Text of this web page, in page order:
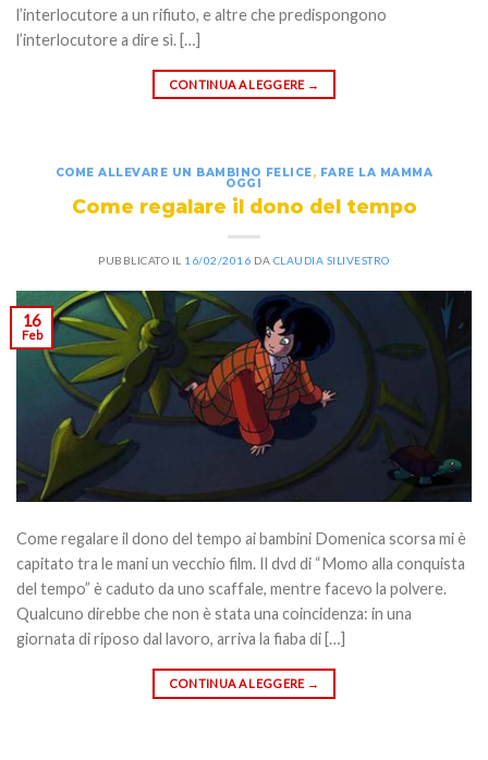
l’interlocutore a un rifiuto, e altre che predispongono
l’interlocutore a dire sì. […]
CONTINUA A LEGGERE →
COME ALLEVARE UN BAMBINO FELICE, FARE LA MAMMA
OGGI
Come regalare il dono del tempo
PUBBLICATO IL 16/02/2016 DA CLAUDIA SILIVESTRO
16
Feb
Come regalare il dono del tempo ai bambini Domenica scorsa mi è
capitato tra le mani un vecchio film. Il dvd di “Momo alla conquista
del tempo” è caduto da uno scaffale, mentre facevo la polvere.
Qualcuno direbbe che non è stata una coincidenza: in una
giornata di riposo dal lavoro, arriva la fiaba di […]
CONTINUA A LEGGERE →